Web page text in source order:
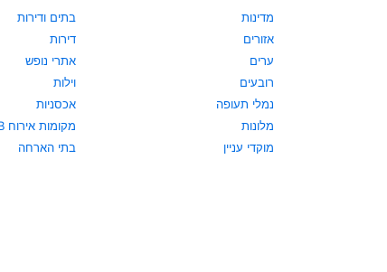
מדינות
אזורים
ערים
רובעים
נמלי תעופה
מלונות
מוקדי עניין
בתים ודירות
דירות
אתרי נופש
וילות
אכסניות
מקומות אירוח B&B
בתי הארחה